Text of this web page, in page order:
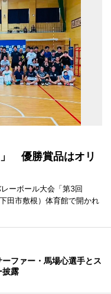
優勝賞品はオリ
ーボール大会「第3回
田市敷根）体育館で開かれ
ファー・馬場心選手とス
露